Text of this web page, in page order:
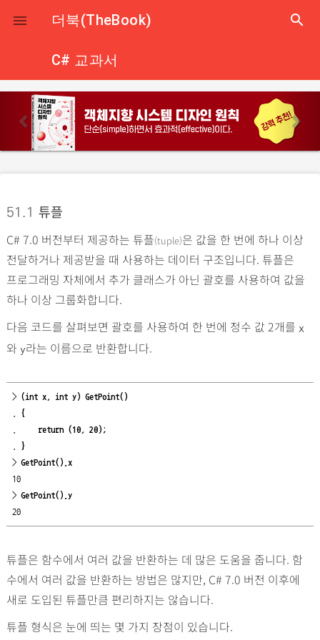
close
 더북(TheBook) search
C# 교과서
p
r
u
s
e
51.1 튜플
C# 7.0 버전부터 제공하는 튜플(tuple)은 값을 한 번에 하나 이상
전달하거나 제공받을 때 사용하는 데이터 구조입니다. 튜플은
프로그래밍 자체에서 추가 클래스가 아닌 괄호를 사용하여 값을
하나 이상 그룹화합니다.
다음 코드를 살펴보면 괄호를 사용하여 한 번에 정수 값 2개를 x
와 y라는 이름으로 반환합니다.
> (int x, int y) GetPoint()
{
return (10, 20);
}
> GetPoint().x
10
> GetPoint().y
20
튜플은 함수에서 여러 값을 반환하는 데 많은 도움을 줍니다. 함
수에서 여러 값을 반환하는 방법은 많지만, C# 7.0 버전 이후에
새로 도입된 튜플만큼 편리하지는 않습니다.
튜플 형식은 눈에 띄는 몇 가지 장점이 있습니다.